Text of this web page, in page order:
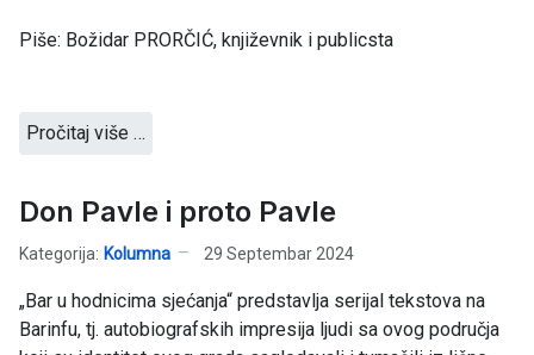
Piše: Božidar PRORČIĆ, književnik i publicsta
Pročitaj više …
Don Pavle i proto Pavle
Kategorija: Kolumna 29 Septembar 2024
„Bar u hodnicima sjećanja“ predstavlja serijal tekstova na
Barinfu, tj. autobiografskih impresija ljudi sa ovog područja